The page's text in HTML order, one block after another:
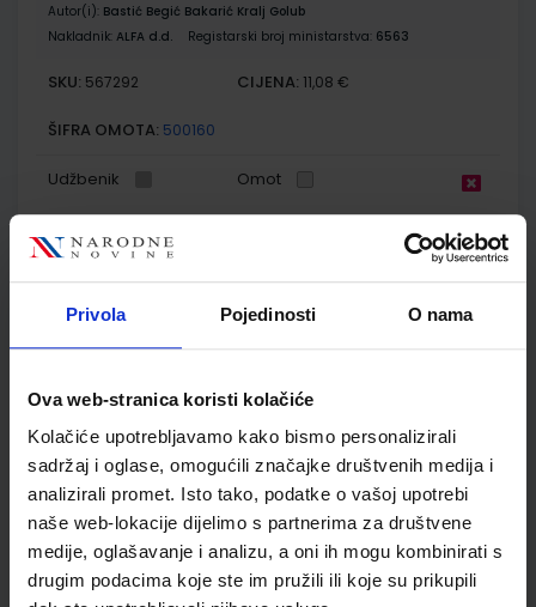
Privola Pojedinosti O nama
Ova web-stranica koristi kolačiće
Kolačiće upotrebljavamo kako bismo personalizirali
sadržaj i oglase, omogućili značajke društvenih medija i
analizirali promet. Isto tako, podatke o vašoj upotrebi
naše web-lokacije dijelimo s partnerima za društvene
medije, oglašavanje i analizu, a oni ih mogu kombinirati s
drugim podacima koje ste im pružili ili koje su prikupili
Autor(i): Bastić Begić Bakarić Kralj Golub
Nakladnik: ALFA d.d. Registarski broj ministarstva: 6563
SKU: 567292 CIJENA: 11,08 €
ŠIFRA OMOTA: 500160
Udžbenik Omot
PRIRODA 6; radna bilježnica iz prirode za šesti razred
Autor(i):Bastić Begić Bakarić Kralj Golub
ŠIFRA OMOTA: 500160
Udžbenik
GEA 2; udžbenik geografije s dodatnim digitalnim
sadržajima u šestom razredu osnovne škole